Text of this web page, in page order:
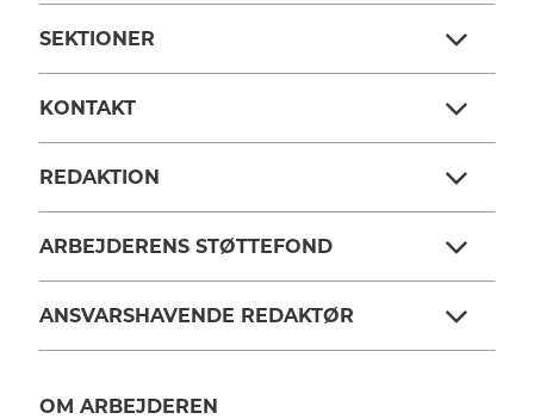
SEKTIONER
KONTAKT
REDAKTION
ARBEJDERENS STØTTEFOND
ANSVARSHAVENDE REDAKTØR
OM ARBEJDEREN